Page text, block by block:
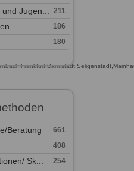
Jugen... 211
186
180
Beratung 661
408
Sk... 254